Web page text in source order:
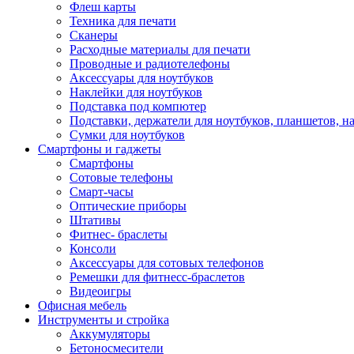
Флеш карты
Техника для печати
Сканеры
Расходные материалы для печати
Проводные и радиотелефоны
Аксессуары для ноутбуков
Наклейки для ноутбуков
Подставка под компютер
Подставки, держатели для ноутбуков, планшетов,
Сумки для ноутбуков
Смартфоны и гаджеты
Смартфоны
Сотовые телефоны
Смарт-часы
Оптические приборы
Штативы
Фитнес- браслеты
Консоли
Аксессуары для сотовых телефонов
Ремешки для фитнесс-браслетов
Видеоигры
Офисная мебель
Инструменты и стройка
Аккумуляторы
Бетоносмесители